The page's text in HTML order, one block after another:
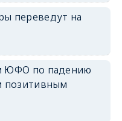
переведут на
ЮФО по падению
позитивным